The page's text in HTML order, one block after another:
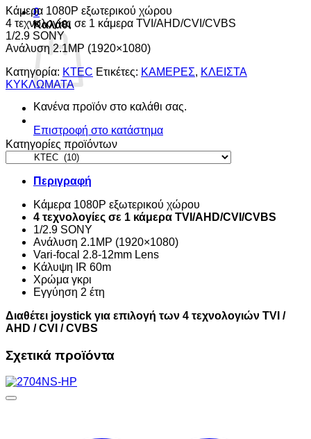
0
Καλάθι
Κανένα προϊόν στο καλάθι σας.
Επιστροφή στο κατάστημα
Κάμερα 1080P εξωτερικού χώρου
4 τεχνολογίες σε 1 κάμερα TVI/AHD/CVI/CVBS
1/2.9 SONY
Ανάλυση 2.1MΡ (1920×1080)
Κατηγορία: KTEC Ετικέτες: ΚΑΜΕΡΕΣ, ΚΛΕΙΣΤΑ
ΚΥΚΛΩΜΑΤΑ
Κατηγορίες προϊόντων
Περιγραφή
Κάμερα 1080P εξωτερικού χώρου
4 τεχνολογίες σε 1 κάμερα TVI /AHD/CVI /CVBS
1/2.9 SONY
Ανάλυση 2.1MΡ (1920×1080)
Vari-focal 2.8-12mm Lens
Κάλυψη IR 60m
Χρώμα γκρι
Εγγύηση 2 έτη
Διαθέτει joystick για επιλογή των 4 τεχνολογιών TVI /
AHD / CVI / CVBS
Σχετικά προϊόντα